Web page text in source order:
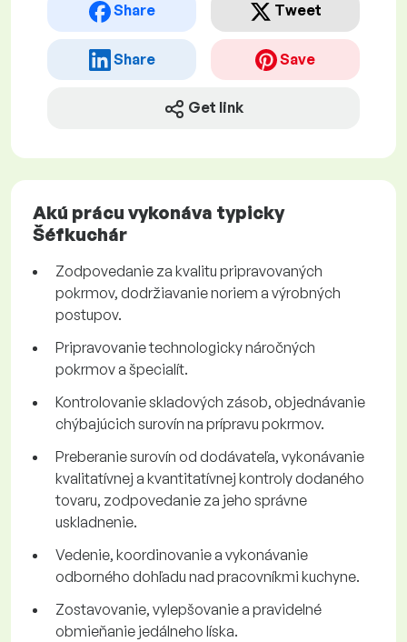
Share Tweet
Share Save
Get link
Akú prácu vykonáva typicky
Šéfkuchár
Zodpovedanie za kvalitu pripravovaných
pokrmov, dodržiavanie noriem a výrobných
postupov.
Pripravovanie technologicky náročných
pokrmov a špecialít.
Kontrolovanie skladových zásob, objednávanie
chýbajúcich surovín na prípravu pokrmov.
Preberanie surovín od dodávateľa, vykonávanie
kvalitatívnej a kvantitatívnej kontroly dodaného
tovaru, zodpovedanie za jeho správne
uskladnenie.
Vedenie, koordinovanie a vykonávanie
odborného dohľadu nad pracovníkmi kuchyne.
Zostavovanie, vylepšovanie a pravidelné
obmieňanie jedálneho líska.